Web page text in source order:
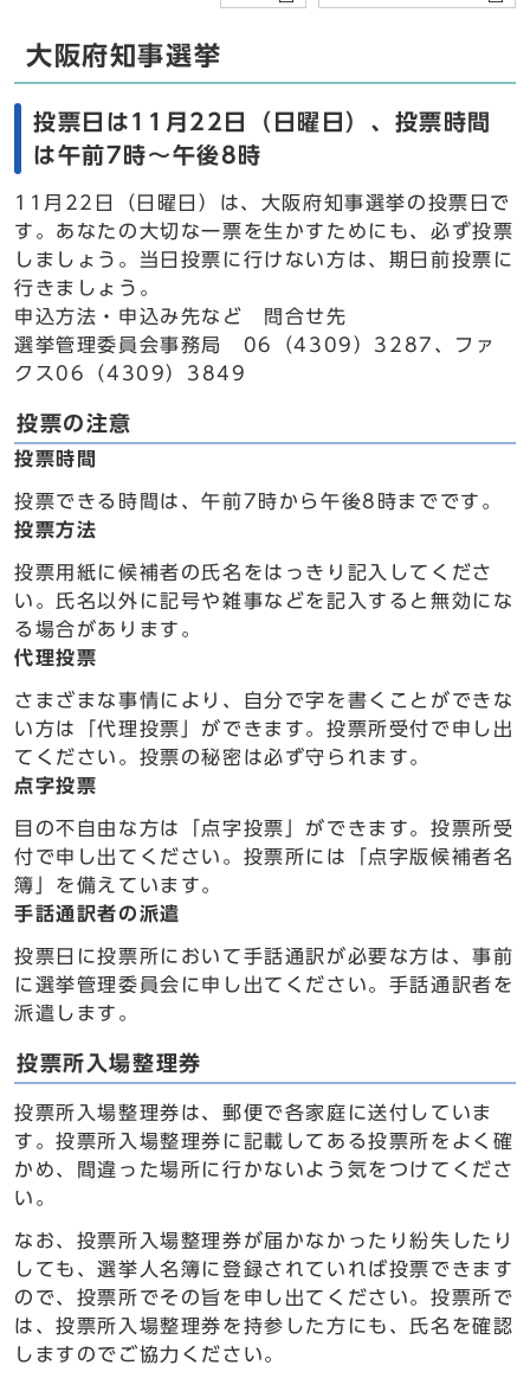
大阪府知事選挙
投票日は11月22日（日曜日）、投票時間
は午前7時～午後8時
11月22日（日曜日）は、大阪府知事選挙の投票日で
す。あなたの大切な一票を生かすためにも、必ず投票
しましょう。当日投票に行けない方は、期日前投票に
行きましょう。
申込方法・申込み先など 問合せ先
選挙管理委員会事務局 06（4309）3287、ファ
クス06（4309）3849
投票の注意
投票時間
投票できる時間は、午前7時から午後8時までです。
投票方法
投票用紙に候補者の氏名をはっきり記入してくださ
い。氏名以外に記号や雑事などを記入すると無効にな
る場合があります。
代理投票
さまざまな事情により、自分で字を書くことができな
い方は「代理投票」ができます。投票所受付で申し出
てください。投票の秘密は必ず守られます。
点字投票
目の不自由な方は「点字投票」ができます。投票所受
付で申し出てください。投票所には「点字版候補者名
簿」を備えています。
手話通訳者の派遣
投票日に投票所において手話通訳が必要な方は、事前
に選挙管理委員会に申し出てください。手話通訳者を
派遣します。
投票所入場整理券
投票所入場整理券は、郵便で各家庭に送付していま
す。投票所入場整理券に記載してある投票所をよく確
かめ、間違った場所に行かないよう気をつけてくださ
い。
なお、投票所入場整理券が届かなかったり紛失したり
しても、選挙人名簿に登録されていれば投票できます
ので、投票所でその旨を申し出てください。投票所で
は、投票所入場整理券を持参した方にも、氏名を確認
しますのでご協力ください。